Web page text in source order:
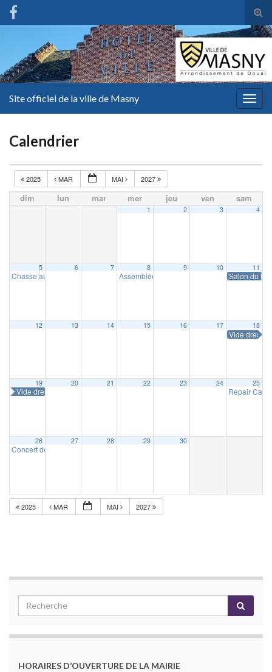
Site officiel de la ville de Masny
Calendrier
2025 MAR MAI 2027
dim lun mar mer jeu ven sam
1 2 3 4
5
Chasse aux œufs
6 7 8
Assemblée générale de Masnystoria14 h 30
9 10 11
Salon du
12 13 14 15 16 17 18
Vide
19
Vide dressing
20 21 22 23 24 25
Repair Café
26
Concert de la Concorde
27 28 29 30
2025 MAR MAI 2027
HORAIRES D’OUVERTURE DE LA MAIRIE